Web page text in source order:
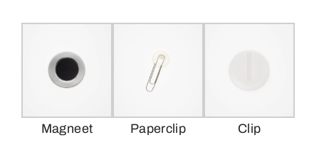
Magneet Paperclip Clip